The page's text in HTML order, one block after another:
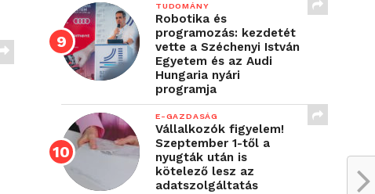
TUDOMÁNY
Robotika és
programozás: kezdetét
vette a Széchenyi István
Egyetem és az Audi
Hungaria nyári
programja
E-GAZDASÁG
Vállalkozók figyelem!
Szeptember 1-től a
nyugták után is
kötelező lesz az
adatszolgáltatás